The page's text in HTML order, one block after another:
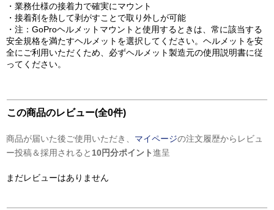
・業務仕様の接着力で確実にマウント
・接着剤を熱して剥がすことで取り外しが可能
・注：GoProヘルメットマウントと使用するときは、常に該当する
安全規格を満たすヘルメットを選択してください。ヘルメットを安
全にご利用いただくため、必ずヘルメット製造元の使用説明書に従
ってください。
この商品のレビュー(全0件)
商品が届いた後ご使用いただき、 マイページの注文履歴からレビュ
ー投稿＆採用されると 10円分ポイント進呈
まだレビューはありません